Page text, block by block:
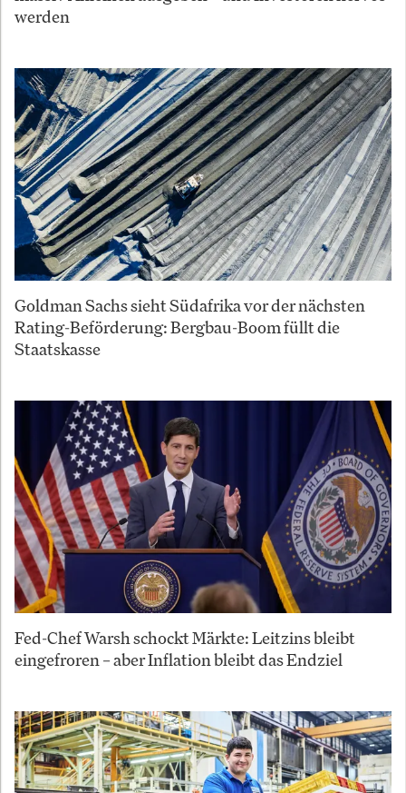
werden
Goldman Sachs sieht Südafrika vor der nächsten
Rating-Beförderung: Bergbau-Boom füllt die
Staatskasse
Fed-Chef Warsh schockt Märkte: Leitzins bleibt
eingefroren – aber Inflation bleibt das Endziel